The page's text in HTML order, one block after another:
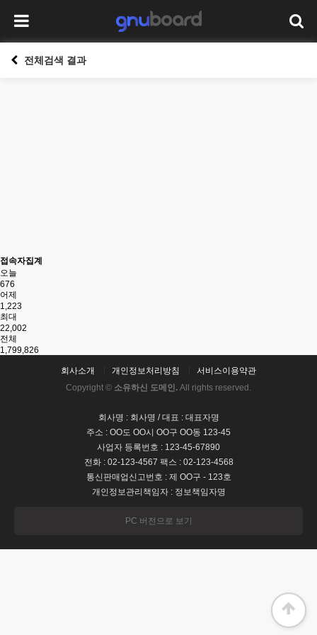
전체검색 결과
접속자집계
오늘
676
어제
1,223
최대
22,002
전체
1,799,826
회사소개 개인정보처리방침
서비스이용약관
Copyright © 소유하신 도메인. All rights reserved.
회사명 : 회사명 / 대표 : 대표자명
주소 : OO도 OO시 OO구 OO동 123-45
사업자 등록번호 : 123-45-67890
전화 : 02-123-4567 팩스 : 02-123-4568
통신판매업신고번호 : 제 OO구 - 123호
개인정보관리책임자 : 정보책임자명
PC 버전으로 보기